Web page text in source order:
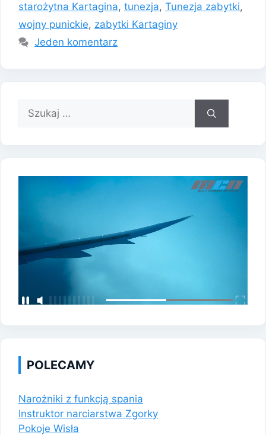
starożytna Kartagina, tunezja, Tunezja zabytki,
wojny punickie, zabytki Kartaginy
Jeden komentarz
Szukaj:
POLECAMY
Narożniki z funkcją spania
Instruktor narciarstwa Zgorky
Pokoje Wisła